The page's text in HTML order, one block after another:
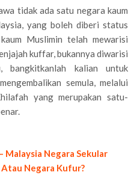
tidak ada satu negara kaum
yang boleh diberi status
Muslimin telah mewarisi
kuffar, bukannya diwarisi
bangkitkanlah kalian untuk
semula, melalui
yang merupakan satu-
Malaysia Negara Sekular
Atau Negara Kufur?